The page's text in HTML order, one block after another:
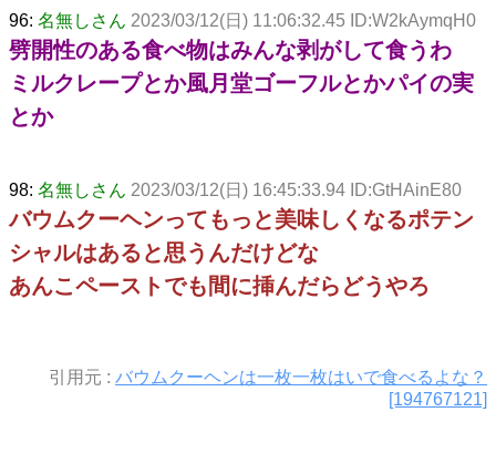
96: 名無しさん 2023/03/12(日) 11:06:32.45 ID:W2kAymqH0
劈開性のある食べ物はみんな剥がして食うわ
ミルクレープとか風月堂ゴーフルとかパイの実
とか
98: 名無しさん 2023/03/12(日) 16:45:33.94 ID:GtHAinE80
バウムクーヘンってもっと美味しくなるポテン
シャルはあると思うんだけどな
あんこペーストでも間に挿んだらどうやろ
引用元 : バウムクーヘンは一枚一枚はいで食べるよな？
[194767121]